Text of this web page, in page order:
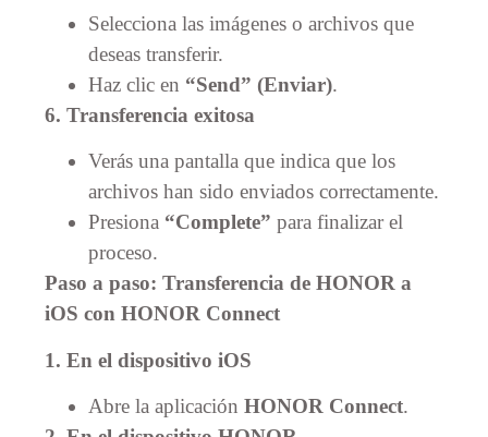
Selecciona las imágenes o archivos que
deseas transferir.
Haz clic en “Send” (Enviar).
6. Transferencia exitosa
Verás una pantalla que indica que los
archivos han sido enviados correctamente.
Presiona “Complete” para finalizar el
proceso.
Paso a paso: Transferencia de HONOR a
iOS con HONOR Connect
1. En el dispositivo iOS
Abre la aplicación HONOR Connect.